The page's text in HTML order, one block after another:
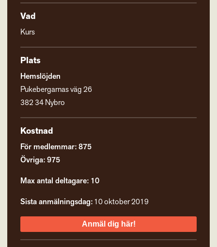
Vad
Kurs
Plats
Hemslöjden
Pukebergarnas väg 26
382 34 Nybro
Kostnad
För medlemmar: 875
Övriga: 975
Max antal deltagare: 10
Sista anmälningsdag: 10 oktober 2019
Anmäl dig här!